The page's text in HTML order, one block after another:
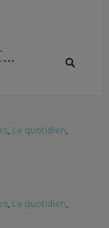
,Le quotidien,
,Le quotidien,